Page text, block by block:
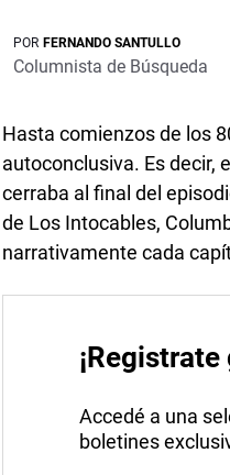
POR FERNANDO SANTULLO
Columnista de Búsqueda
Hasta comienzos de los
autoconclusiva. Es decir,
cerraba al final del
de Los Intocables,
narrativamente cada
Accedé a una
boletines